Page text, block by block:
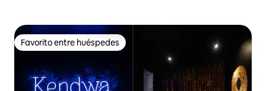
Favorito entre huéspedes
Favorito entre huéspedes